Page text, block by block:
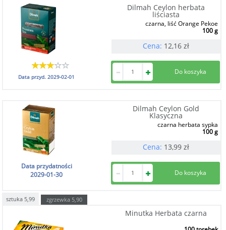
Dilmah Ceylon herbata
liściasta
czarna, liść Orange Pekoe
100 g
Cena: 12,16 zł
Data przyd.2029-02-01
Dilmah Ceylon Gold
Klasyczna
czarna herbata sypka
100 g
Cena: 13,99 zł
Data przydatności
2029-01-30
sztuka 5,99 zgrzewka 5,90
Minutka Herbata czarna